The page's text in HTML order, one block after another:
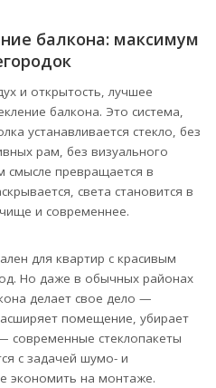
балкона: максимум
и открытость, лучшее
балкона. Это система,
устанавливается стекло, без
рам, без визуального
смысле превращается в
света становится в
и современнее.
для квартир с красивым
Но даже в обычных районах
делает свое дело —
помещение, убирает
современные стеклопакеты
с задачей шумо- и
экономить на монтаже.